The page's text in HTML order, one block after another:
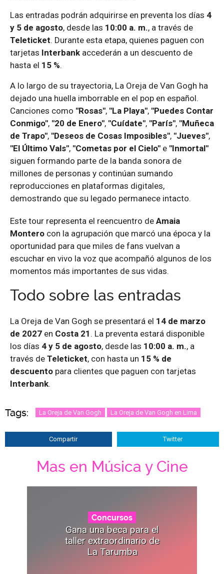
Las entradas podrán adquirirse en preventa los días 4
y 5 de agosto, desde las 10:00 a. m., a través de
Teleticket. Durante esta etapa, quienes paguen con
tarjetas Interbank accederán a un descuento de
hasta el 15 %.
A lo largo de su trayectoria, La Oreja de Van Gogh ha
dejado una huella imborrable en el pop en español.
Canciones como "Rosas", "La Playa", "Puedes Contar
Conmigo", "20 de Enero", "Cuídate", "París", "Muñeca
de Trapo", "Deseos de Cosas Imposibles", "Jueves",
"El Último Vals", "Cometas por el Cielo" e "Inmortal"
siguen formando parte de la banda sonora de
millones de personas y continúan sumando
reproducciones en plataformas digitales,
demostrando que su legado permanece intacto.
Este tour representa el reencuentro de Amaia
Montero con la agrupación que marcó una época y la
oportunidad para que miles de fans vuelvan a
escuchar en vivo la voz que acompañó algunos de los
momentos más importantes de sus vidas.
Todo sobre las entradas
La Oreja de Van Gogh se presentará el 14 de marzo
de 2027 en Costa 21 . La preventa estará disponible
los días 4 y 5 de agosto, desde las 10:00 a. m., a
través de Teleticket, con hasta un 15 % de
descuento para clientes que paguen con tarjetas
Interbank.
Tags: La Oreja de Van Gogh La Oreja de Van Gogh en Lima
Compartir Twitter
Mas en Música y Cine
Concursos
Gana una beca para el
taller extraordinario de
La Tarumba